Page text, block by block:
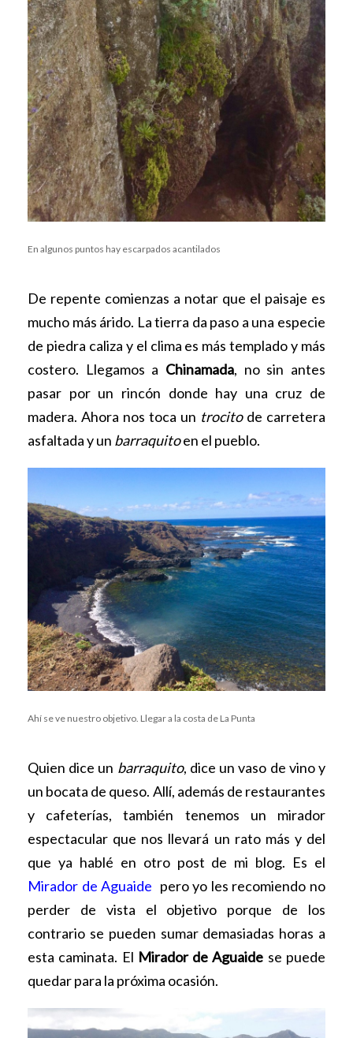
En algunos puntos hay escarpados acantilados
De repente comienzas a notar que el paisaje es
mucho más árido. La tierra da paso a una especie
de piedra caliza y el clima es más templado y más
costero. Llegamos a Chinamada, no sin antes
pasar por un rincón donde hay una cruz de
madera. Ahora nos toca un trocitode carretera
asfaltada y un barraquitoen el pueblo.
Ahí se ve nuestro objetivo. Llegar a la costa de La Punta
Quien dice un barraquito, dice un vaso de vino y
un bocata de queso. Allí, además de restaurantes
y cafeterías, también tenemos un mirador
espectacular que nos llevará un rato más y del
que ya hablé en otro post de mi blog. Es el
Mirador de Aguaide pero yo les recomiendo no
perder de vista el objetivo porque de los
contrario se pueden sumar demasiadas horas a
esta caminata. El Mirador de Aguaide se puede
quedar para la próxima ocasión.